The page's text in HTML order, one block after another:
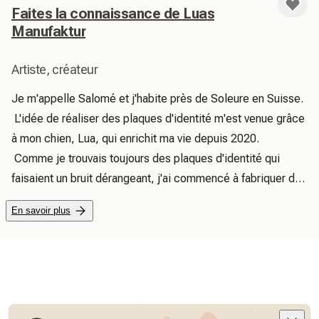
Faites la connaissance de Luas
Manufaktur
Artiste, créateur
Je m'appelle Salomé et j'habite près de Soleure en Suisse.
L'idée de réaliser des plaques d'identité m'est venue grâce
à mon chien, Lua, qui enrichit ma vie depuis 2020.
Comme je trouvais toujours des plaques d'identité qui
faisaient un bruit dérangeant, j'ai commencé à fabriquer des
plaques d'identité en résine époxy.
C'est ici que j'ai découvert mon amour pour les produits
En savoir plus